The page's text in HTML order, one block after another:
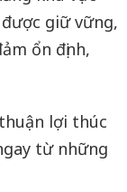
giữ vững,
ổn định,
lợi thúc
từ những